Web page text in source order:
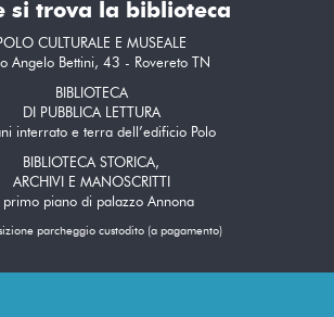
si trova la biblioteca
CULTURALE E MUSEALE
Angelo Bettini, 43 - Rovereto TN
BIBLIOTECA
DI PUBBLICA LETTURA
interrato e terra dell’edificio Polo
BIBLIOTECA STORICA,
ARCHIVI E MANOSCRITTI
primo piano di palazzo Annona
parcheggio custodito (a pagamento)